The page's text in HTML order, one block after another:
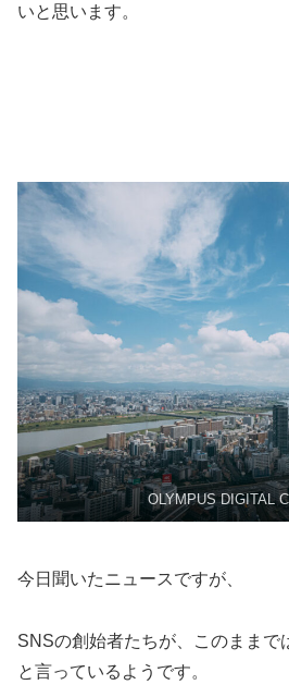
いと思います。
OLYMPUS DIGITAL
今日聞いたニュースですが、
SNSの創始者たちが、このままで
と言っているようです。